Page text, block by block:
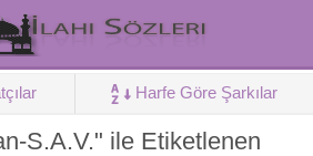
Harfe Göre Şarkılar
S.A.V." ile Etiketlenen